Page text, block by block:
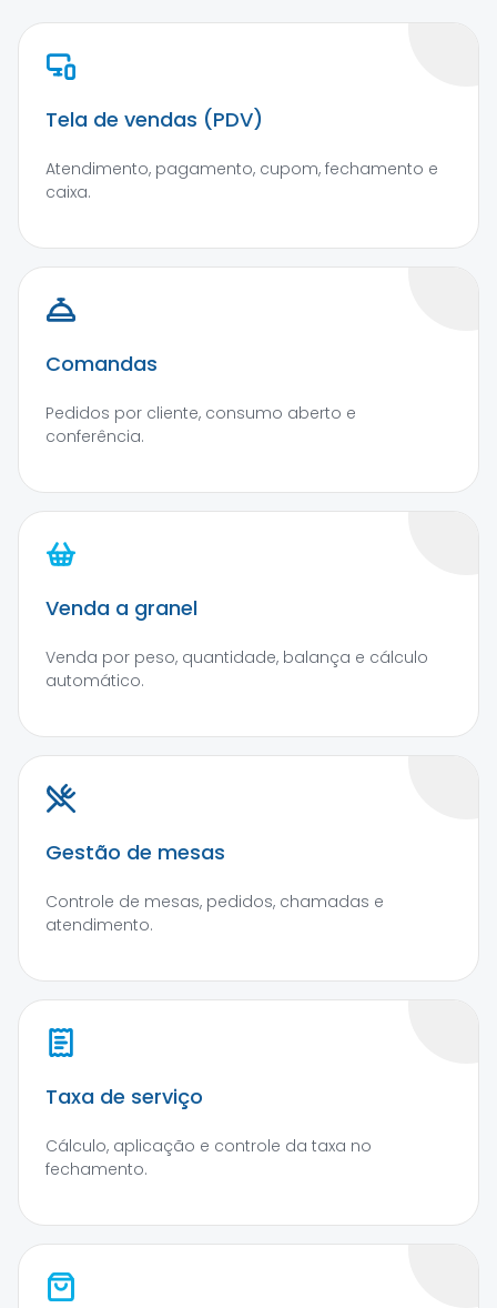
Tela de vendas (PDV)
Atendimento, pagamento, cupom, fechamento e
caixa.
Comandas
Pedidos por cliente, consumo aberto e
conferência.
Venda a granel
Venda por peso, quantidade, balança e cálculo
automático.
Gestão de mesas
Controle de mesas, pedidos, chamadas e
atendimento.
Taxa de serviço
Cálculo, aplicação e controle da taxa no
fechamento.